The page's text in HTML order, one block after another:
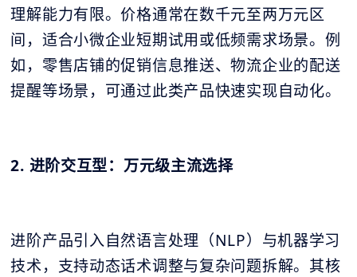
理解能力有限。价格通常在数千元至两万元区
间，适合小微企业短期试用或低频需求场景。例
如，零售店铺的促销信息推送、物流企业的配送
提醒等场景，可通过此类产品快速实现自动化。
2. 进阶交互型：万元级主流选择
进阶产品引入自然语言处理（NLP）与机器学习
技术，支持动态话术调整与复杂问题拆解。其核